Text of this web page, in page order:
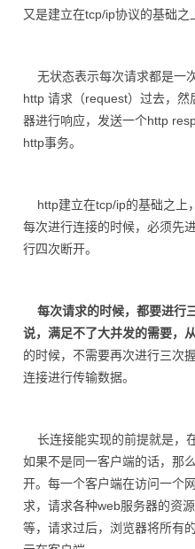
又是建立在tcp/ip协议的基础之
无状态表示每次请求都是一
http 请求（request）过去，
器进行响应，发送一个http
http事务。
http建立在tcp/ip的基础之上
每次进行连接的时候，必须先
行四次断开。
每次请求的时候，都要进行
说，满足不了大并发的需要，
的时候，不需要再次进行三次
连接进行传输数据。
长连接能实现的前提就是，
如果不是同一客户端的话，那
开。每一个客户端在访问一个
求，请求各种web服务器的资
等，请求过后，浏览器将所有